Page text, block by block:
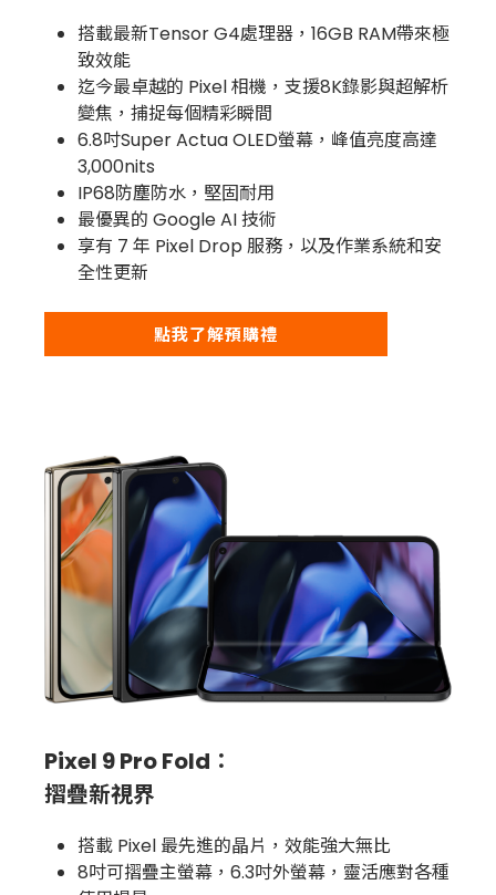
搭載最新Tensor G4處理器，16GB RAM帶來極
致效能
迄今最卓越的 Pixel 相機，支援8K錄影與超解析
變焦，捕捉每個精彩瞬間
6.8吋Super Actua OLED螢幕，峰值亮度高達
3,000nits
IP68防塵防水，堅固耐用
最優異的 Google AI 技術
享有 7 年 Pixel Drop 服務，以及作業系統和安
全性更新
點我了解預購禮
Pixel 9 Pro Fold：
摺疊新視界
搭載 Pixel 最先進的晶片，效能強大無比
8吋可摺疊主螢幕，6.3吋外螢幕，靈活應對各種